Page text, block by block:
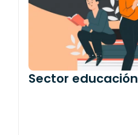
Sector educación